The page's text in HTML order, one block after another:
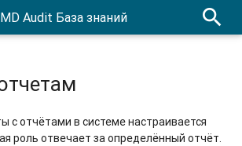
MD Audit База знаний search
с отчётами в системе настраивается
роль отвечает за определённый отчёт.